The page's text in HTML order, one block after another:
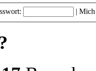
| Mich